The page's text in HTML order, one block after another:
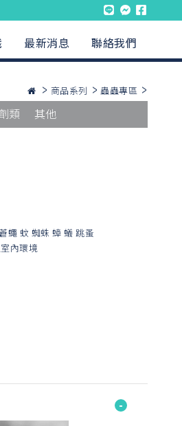
最新消息 聯絡我們
商品系列 蟲蟲專區
類 其他
蠅 蚊 蜘蛛 蟑 蟻 跳蚤
內環境